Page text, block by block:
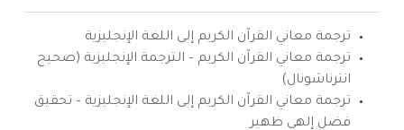
ترجمة معاني القرآن الكريم إلى اللغة الإنجليزية
ترجمة معاني القرآن الكريم – الترجمة الإنجليزية (صحيح
انترناشونال)
ترجمة معاني القرآن الكريم إلى اللغة الإنجليزية – تحقيق
فضل إلهي ظهير